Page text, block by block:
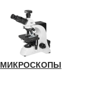
МИКРОСКОПЫ